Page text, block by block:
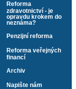
Reforma
zdravotnictví - je
opravdu krokem do
neznáma?
Penzijní reforma
Reforma veřejných
financí
Archiv
Napište nám